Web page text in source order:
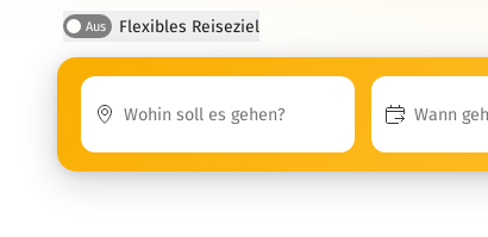
Aus Flexibles Reiseziel